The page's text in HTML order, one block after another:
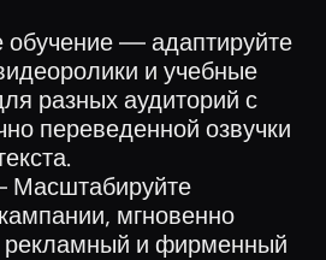
обучение — адаптируйте
и учебные
разных аудиторий с
переведенной озвучки
Масштабируйте
мгновенно
рекламный и фирменный